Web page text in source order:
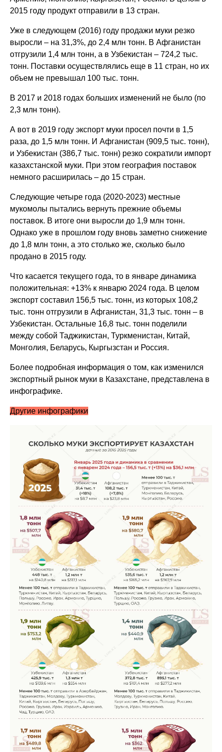
2015 году продукт отправили в 13 стран.
Уже в следующем (2016) году продажи муки резко
выросли – на 31,3%, до 2,4 млн тонн. В Афганистан
отгрузили 1,4 млн тонн, а в Узбекистан – 724,2 тыс.
тонн. Поставки осуществлялись еще в 11 стран, но их
объем не превышал 100 тыс. тонн.
В 2017 и 2018 годах больших изменений не было (по
2,3 млн тонн).
А вот в 2019 году экспорт муки просел почти в 1,5
раза, до 1,5 млн тонн. И Афганистан (909,5 тыс. тонн),
и Узбекистан (386,7 тыс. тонн) резко сократили импорт
казахстанской муки. При этом география поставок
немного расширилась – до 15 стран.
Следующие четыре года (2020-2023) местные
мукомолы пытались вернуть прежние объемы
поставок. В итоге они выросли до 1,9 млн тонн.
Однако уже в прошлом году вновь заметно снижение
до 1,8 млн тонн, а это столько же, сколько было
продано в 2015 году.
Что касается текущего года, то в январе динамика
положительная: +13% к январю 2024 года. В целом
экспорт составил 156,5 тыс. тонн, из которых 108,2
тыс. тонн отгрузили в Афганистан, 31,3 тыс. тонн – в
Узбекистан. Остальные 16,8 тыс. тонн поделили
между собой Таджикистан, Туркменистан, Китай,
Монголия, Беларусь, Кыргызстан и Россия.
Более подробная информация о том, как изменился
экспортный рынок муки в Казахстане, представлена в
инфографике.
Другие инфографики